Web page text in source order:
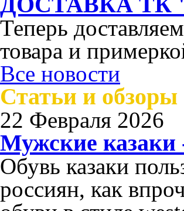
Теперь
товара и
Все новости
Статьи и обзоры
22 Февраля 2026
Мужские казаки
Обувь казаки
россиян, как